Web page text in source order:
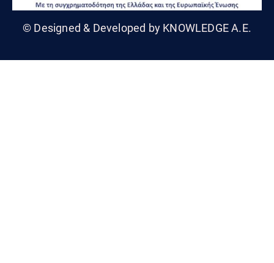
© Designed & Developed by KNOWLEDGE A.E.